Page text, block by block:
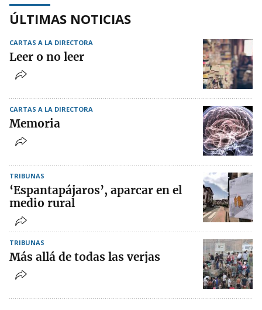
ÚLTIMAS NOTICIAS
CARTAS A LA DIRECTORA
Leer o no leer
CARTAS A LA DIRECTORA
Memoria
TRIBUNAS
‘Espantapájaros’, aparcar en el
medio rural
TRIBUNAS
Más allá de todas las verjas